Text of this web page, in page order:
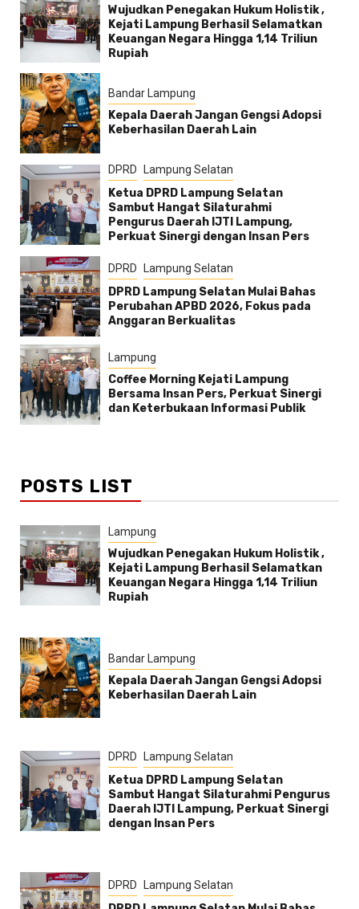
Wujudkan Penegakan Hukum Holistik ,
Kejati Lampung Berhasil Selamatkan
Keuangan Negara Hingga 1,14 Triliun
Rupiah
Bandar Lampung
Kepala Daerah Jangan Gengsi Adopsi
Keberhasilan Daerah Lain
DPRD Lampung Selatan
Ketua DPRD Lampung Selatan
Sambut Hangat Silaturahmi
Pengurus Daerah IJTI Lampung,
Perkuat Sinergi dengan Insan Pers
DPRD Lampung Selatan
DPRD Lampung Selatan Mulai Bahas
Perubahan APBD 2026, Fokus pada
Anggaran Berkualitas
Lampung
Coffee Morning Kejati Lampung
Bersama Insan Pers, Perkuat Sinergi
dan Keterbukaan Informasi Publik
POSTS LIST
Lampung
Wujudkan Penegakan Hukum Holistik ,
Kejati Lampung Berhasil Selamatkan
Keuangan Negara Hingga 1,14 Triliun
Rupiah
Bandar Lampung
Kepala Daerah Jangan Gengsi Adopsi
Keberhasilan Daerah Lain
DPRD Lampung Selatan
Ketua DPRD Lampung Selatan
Sambut Hangat Silaturahmi Pengurus
Daerah IJTI Lampung, Perkuat Sinergi
dengan Insan Pers
DPRD Lampung Selatan